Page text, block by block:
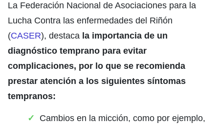
La Federación Nacional de Asociaciones para la
Lucha Contra las enfermedades del Riñón
(CASER), destaca la importancia de un
diagnóstico temprano para evitar
complicaciones, por lo que se recomienda
prestar atención a los siguientes síntomas
tempranos:
Cambios en la micción, como por ejemplo,